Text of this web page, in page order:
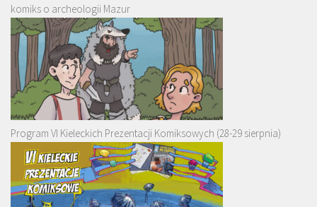
komiks o archeologii Mazur
Program VI Kieleckich Prezentacji Komiksowych (28-29 sierpnia)